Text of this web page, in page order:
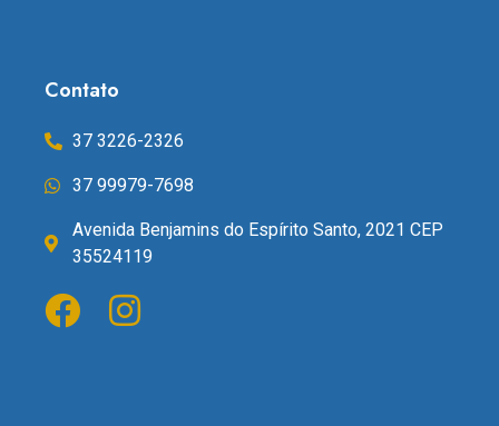
Contato
37 3226-2326
37 99979-7698
Avenida Benjamins do Espírito Santo, 2021 CEP
35524119